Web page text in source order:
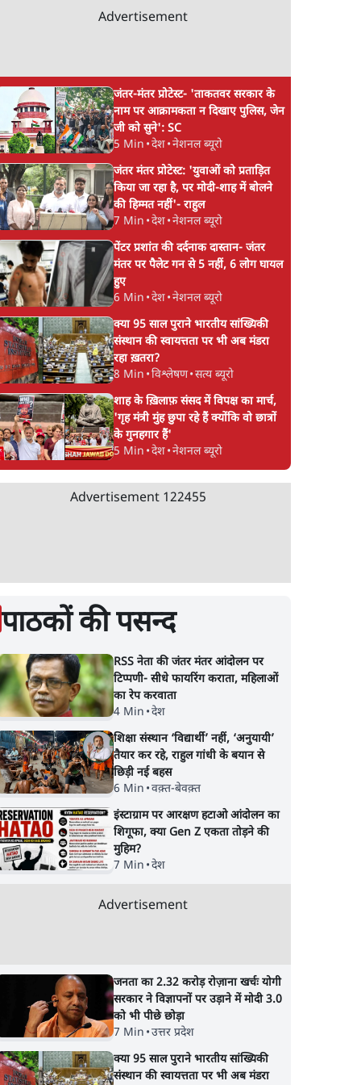
Advertisement
जंतर-मंतर प्रोटेस्ट- 'ताकतवर सरकार के
नाम पर आक्रामकता न दिखाए पुलिस, जेन
जी को सुने': SC
5 Min •देश•नेशनल ब्यूरो
जंतर मंतर प्रोटेस्ट: 'युवाओं को प्रताड़ित
किया जा रहा है, पर मोदी-शाह में बोलने
की हिम्मत नहीं'- राहुल
7 Min •देश•नेशनल ब्यूरो
पेंटर प्रशांत की दर्दनाक दास्तान- जंतर
मंतर पर पैलेट गन से 5 नहीं, 6 लोग घायल
हुए
6 Min •देश•नेशनल ब्यूरो
क्या 95 साल पुराने भारतीय सांख्यिकी
संस्थान की स्वायत्तता पर भी अब मंडरा
रहा ख़तरा?
8 Min •विश्लेषण•सत्य ब्यूरो
शाह के ख़िलाफ़ संसद में विपक्ष का मार्च,
'गृह मंत्री मुंह छुपा रहे हैं क्योंकि वो छात्रों
के गुनहगार हैं'
5 Min •देश•नेशनल ब्यूरो
Advertisement 122455
पाठकों की पसन्द
RSS नेता की जंतर मंतर आंदोलन पर
टिप्पणी- सीधे फायरिंग कराता, महिलाओं
का रेप करवाता
4 Min •देश
शिक्षा संस्थान ‘विद्यार्थी’ नहीं, ‘अनुयायी’
तैयार कर रहे, राहुल गांधी के बयान से
छिड़ी नई बहस
6 Min •वक़्त-बेवक़्त
इंस्टाग्राम पर आरक्षण हटाओ आंदोलन का
शिगूफा, क्या Gen Z एकता तोड़ने की
मुहिम?
7 Min •देश
Advertisement
जनता का 2.32 करोड़ रोज़ाना खर्चः योगी
सरकार ने विज्ञापनों पर उड़ाने में मोदी 3.0
को भी पीछे छोड़ा
7 Min •उत्तर प्रदेश
क्या 95 साल पुराने भारतीय सांख्यिकी
संस्थान की स्वायत्तता पर भी अब मंडरा